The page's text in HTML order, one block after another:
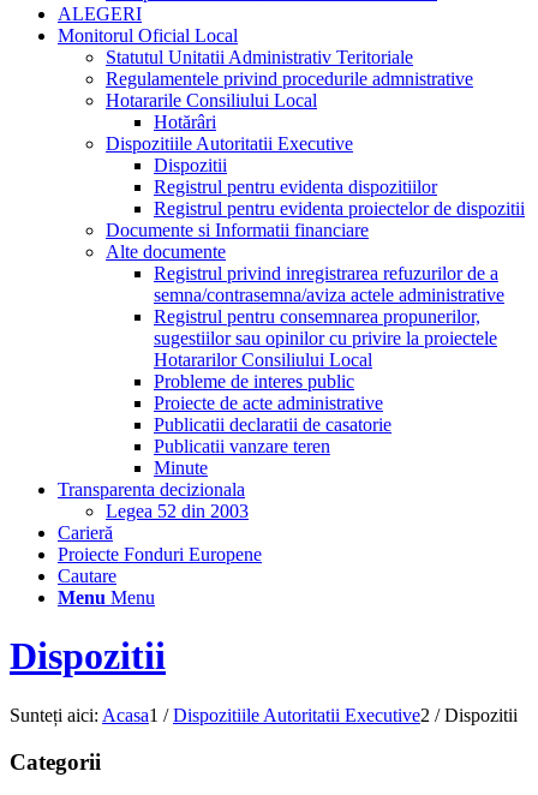
ALEGERI
Monitorul Oficial Local
Statutul Unitatii Administrativ Teritoriale
Regulamentele privind procedurile admnistrative
Hotararile Consiliului Local
Hotărâri
Dispozitiile Autoritatii Executive
Dispozitii
Registrul pentru evidenta dispozitiilor
Registrul pentru evidenta proiectelor de dispozitii
Documente si Informatii financiare
Alte documente
Registrul privind inregistrarea refuzurilor de a
semna/contrasemna/aviza actele administrative
Registrul pentru consemnarea propunerilor,
sugestiilor sau opinilor cu privire la proiectele
Hotararilor Consiliului Local
Probleme de interes public
Proiecte de acte administrative
Publicatii declaratii de casatorie
Publicatii vanzare teren
Minute
Transparenta decizionala
Legea 52 din 2003
Carieră
Proiecte Fonduri Europene
Cautare
Menu Menu
Dispozitii
Sunteți aici: Acasa1 / Dispozitiile Autoritatii Executive2 / Dispozitii
Categorii